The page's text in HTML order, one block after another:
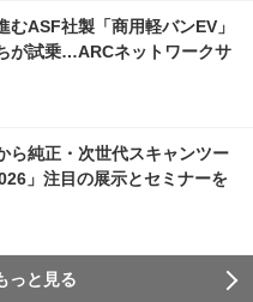
むASF社製「商用軽バンEV」
が試乗…ARCネットワークサ
ら純正・次世代スキャンツー
」注目の展示とセミナーを
っと見る